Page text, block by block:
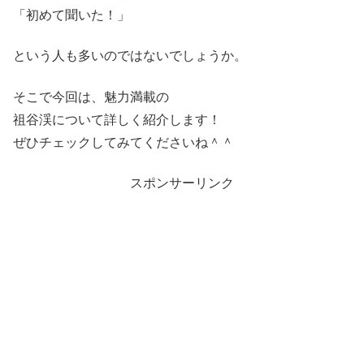
「初めて聞いた！」
という人も多いのではないでしょうか。
そこで今回は、魅力満載の
祖谷渓について詳しく紹介します！
ぜひチェックしてみてくださいね＾＾
スポンサーリンク